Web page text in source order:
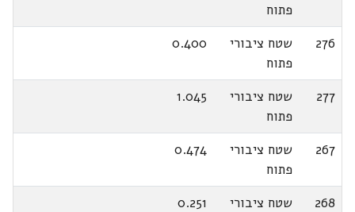
פתוח
276
שטח ציבורי
פתוח
0.400
277
שטח ציבורי
פתוח
1.045
267
שטח ציבורי
פתוח
0.474
268
שטח ציבורי
0.251